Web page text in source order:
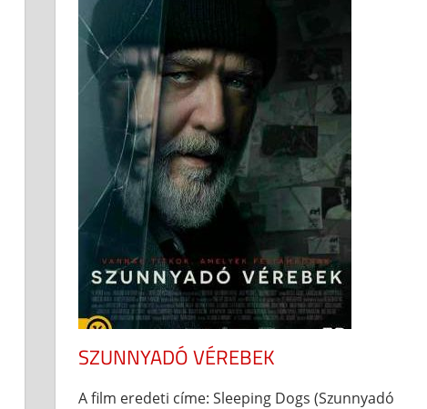
SZUNNYADÓ VÉREBEK
A film eredeti címe: Sleeping Dogs (Szunnyadó